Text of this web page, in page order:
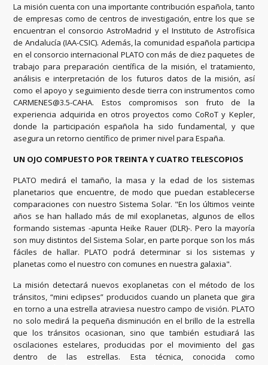
La misión cuenta con una importante contribución española, tanto
de empresas como de centros de investigación, entre los que se
encuentran el consorcio AstroMadrid y el Instituto de Astrofísica
de Andalucía (IAA-CSIC). Además, la comunidad española participa
en el consorcio internacional PLATO con más de diez paquetes de
trabajo para preparación científica de la misión, el tratamiento,
análisis e interpretación de los futuros datos de la misión, así
como el apoyo y seguimiento desde tierra con instrumentos como
CARMENES@3.5-CAHA. Estos compromisos son fruto de la
experiencia adquirida en otros proyectos como CoRoT y Kepler,
donde la participación española ha sido fundamental, y que
asegura un retorno científico de primer nivel para España.
UN OJO COMPUESTO POR TREINTA Y CUATRO TELESCOPIOS
PLATO medirá el tamaño, la masa y la edad de los sistemas
planetarios que encuentre, de modo que puedan establecerse
comparaciones con nuestro Sistema Solar. "En los últimos veinte
años se han hallado más de mil exoplanetas, algunos de ellos
formando sistemas -apunta Heike Rauer (DLR)-. Pero la mayoría
son muy distintos del Sistema Solar, en parte porque son los más
fáciles de hallar. PLATO podrá determinar si los sistemas y
planetas como el nuestro con comunes en nuestra galaxia".
La misión detectará nuevos exoplanetas con el método de los
tránsitos, “mini eclipses” producidos cuando un planeta que gira
en torno a una estrella atraviesa nuestro campo de visión. PLATO
no solo medirá la pequeña disminución en el brillo de la estrella
que los tránsitos ocasionan, sino que también estudiará las
oscilaciones estelares, producidas por el movimiento del gas
dentro de las estrellas. Esta técnica, conocida como